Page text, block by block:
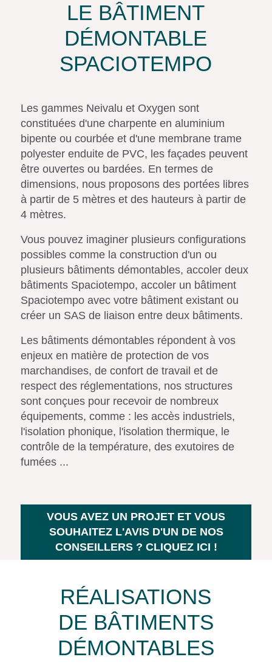
LE BÂTIMENT
DÉMONTABLE
SPACIOTEMPO
Les gammes Neivalu et Oxygen sont
constituées d'une charpente en aluminium
bipente ou courbée et d'une membrane trame
polyester enduite de PVC, les façades peuvent
être ouvertes ou bardées. En termes de
dimensions, nous proposons des portées libres
à partir de 5 mètres et des hauteurs à partir de
4 mètres.
Vous pouvez imaginer plusieurs configurations
possibles comme la construction d'un ou
plusieurs bâtiments démontables, accoler deux
bâtiments Spaciotempo, accoler un bâtiment
Spaciotempo avec votre bâtiment existant ou
créer un SAS de liaison entre deux bâtiments.
Les bâtiments démontables répondent à vos
enjeux en matière de protection de vos
marchandises, de confort de travail et de
respect des réglementations, nos structures
sont conçues pour recevoir de nombreux
équipements, comme : les accès industriels,
l'isolation phonique, l'isolation thermique, le
contrôle de la température, des exutoires de
fumées ...
VOUS AVEZ UN PROJET ET VOUS
SOUHAITEZ L'AVIS D'UN DE NOS
CONSEILLERS ? CLIQUEZ ICI !
RÉALISATIONS
DE BÂTIMENTS
DÉMONTABLES